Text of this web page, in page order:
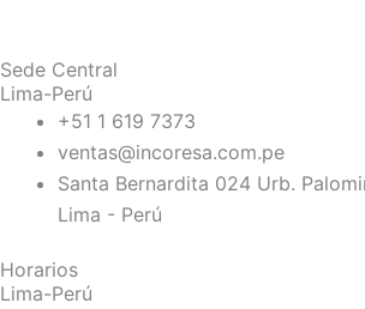
Sede Central
Lima-Perú
+51 1 619 7373
ventas@incoresa.com.pe
Santa Bernardita 024 Urb.
Lima - Perú
Horarios
Lima-Perú